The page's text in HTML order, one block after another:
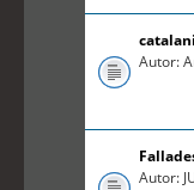
Autor:
Autor: